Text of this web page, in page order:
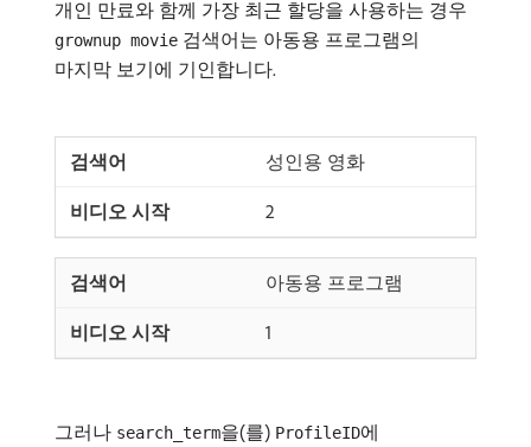
개인 만료와 함께 가장 최근 할당을 사용하는 경우
grownup movie 검색어는 아동용 프로그램의
마지막 보기에 기인합니다.
성인용 영화
2
아동용 프로그램
1
그러나 search_term을(를) ProfileID에